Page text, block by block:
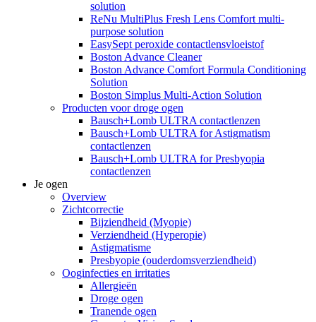
solution
ReNu MultiPlus Fresh Lens Comfort multi-
purpose solution
EasySept peroxide contactlensvloeistof
Boston Advance Cleaner
Boston Advance Comfort Formula Conditioning
Solution
Boston Simplus Multi-Action Solution
Producten voor droge ogen
Bausch+Lomb ULTRA contactlenzen
Bausch+Lomb ULTRA for Astigmatism
contactlenzen
Bausch+Lomb ULTRA for Presbyopia
contactlenzen
Je ogen
Overview
Zichtcorrectie
Bijziendheid (Myopie)
Verziendheid (Hyperopie)
Astigmatisme
Presbyopie (ouderdomsverziendheid)
Ooginfecties en irritaties
Allergieën
Droge ogen
Tranende ogen